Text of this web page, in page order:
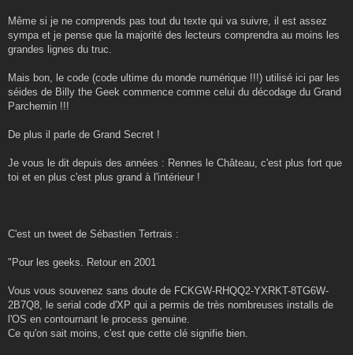
g
Même si je ne comprends pas tout du texte qui va suivre, il est assez
sympa et je pense que la majorité des lecteurs comprendra au moins les
grandes lignes du truc.
Mais bon, le code (code ultime du monde numérique !!!) utilisé ici par les
séides de Billy the Geek commence comme celui du décodage du Grand
Parchemin !!!
De plus il parle de Grand Secret !
Je vous le dit depuis des années : Rennes le Château, c'est plus fort que
toi et en plus c'est plus grand à l'intérieur !
C'est un tweet de Sébastien Tertrais :
"Pour les geeks. Retour en 2001
Vous vous souvenez sans doute de FCKGW-RHQQ2-YXRKT-8TG6W-
2B7Q8, le serial code d'XP qui a permis de très nombreuses installs de
l'OS en contournant le process genuine.
Ce qu'on sait moins, c'est que cette clé signifie bien.